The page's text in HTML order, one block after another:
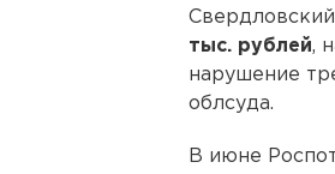
тыс. рублей,
нарушение
облсуда.
В июне